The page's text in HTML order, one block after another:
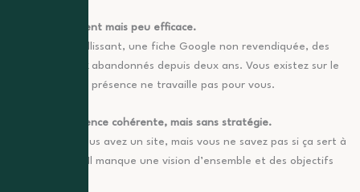
Niveau 2 : Présent mais peu efficace.
Un site web vieillissant, une fiche Google non revendiquée, des
abandonnés depuis deux ans. Vous existez sur le
web, mais cette présence ne travaille pas pour vous.
Niveau 3 : Présence cohérente, mais sans stratégie.
Vous publiez, vous avez un site, mais vous ne savez pas si ça sert à
quelque chose. Il manque une vision d’ensemble et des objectifs